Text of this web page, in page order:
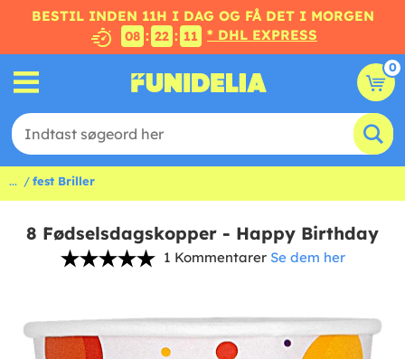
BESTIL INDEN 11H I DAG OG FÅ DET I MORGEN
08 : 22 : 10 * DHL EXPRESS
0
... fest Briller
8 Fødselsdagskopper - Happy Birthday
1 Kommentarer Se dem her